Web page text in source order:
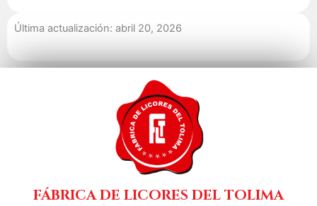
Última actualización: abril 20, 2026
FÁBRICA DE LICORES DEL TOLIMA